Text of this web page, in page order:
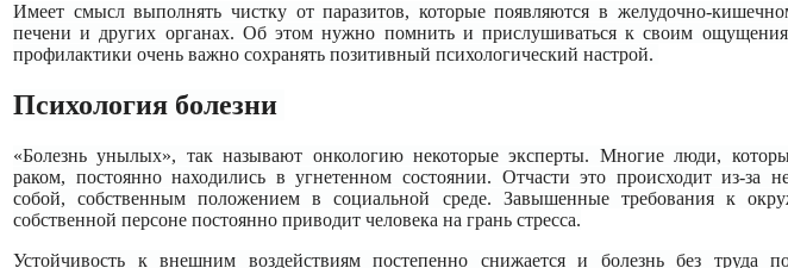
Имеет смысл выполнять чистку от паразитов, которые появляются в желудочно-
печени и других органах. Об этом нужно помнить и прислушиваться к своим
профилактики очень важно сохранять позитивный психологический настрой.
Психология болезни
«Болезнь унылых», так называют онкологию некоторые эксперты. Многие люди,
раком, постоянно находились в угнетенном состоянии. Отчасти это происходит из-за
собой, собственным положением в социальной среде. Завышенные требования к
собственной персоне постоянно приводит человека на грань стресса.
Устойчивость к внешним воздействиям постепенно снижается и болезнь без труда